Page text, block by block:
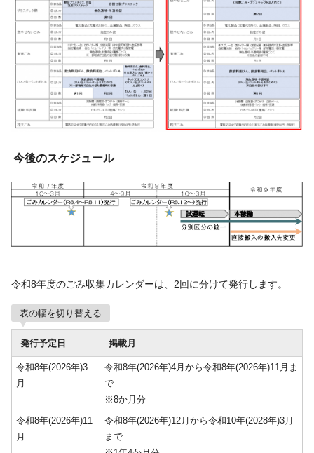
今後のスケジュール
令和8年度のごみ収集カレンダーは、2回に分けて発行します。
表の幅を切り替える
発行予定日 掲載月
令和8年(2026年)3
月
令和8年(2026年)4月から令和8年(2026年)11月ま
で
※8か月分
令和8年(2026年)11
月
令和8年(2026年)12月から令和10年(2028年)3月
まで